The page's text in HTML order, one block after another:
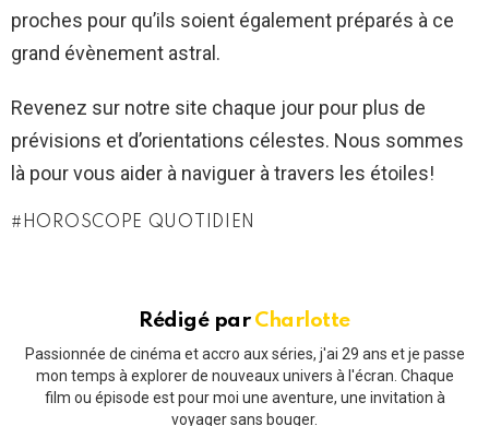
proches pour qu’ils soient également préparés à ce
grand évènement astral.
Revenez sur notre site chaque jour pour plus de
prévisions et d’orientations célestes. Nous sommes
là pour vous aider à naviguer à travers les étoiles!
HOROSCOPE QUOTIDIEN
Rédigé par Charlotte
Passionnée de cinéma et accro aux séries, j'ai 29 ans et je passe
mon temps à explorer de nouveaux univers à l'écran. Chaque
film ou épisode est pour moi une aventure, une invitation à
voyager sans bouger.